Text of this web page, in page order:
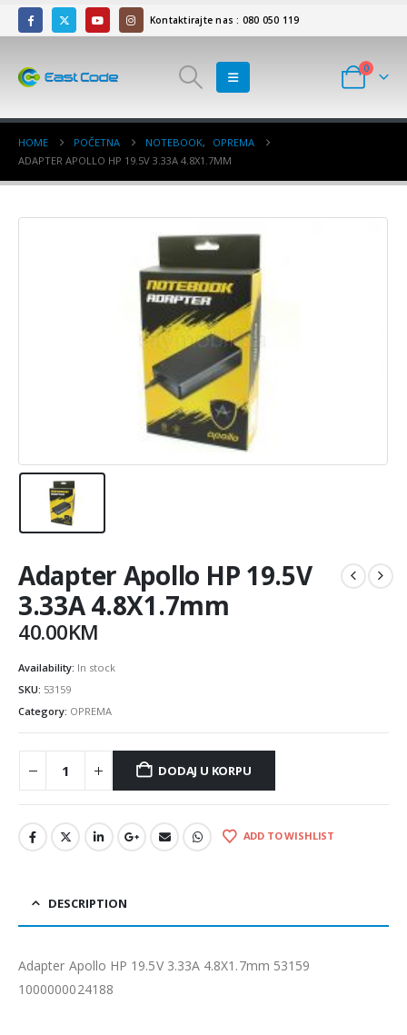
Kontaktirajte nas : 080 050 119
0
HOME POČETNA NOTEBOOK,
OPREMA
ADAPTER APOLLO HP 19.5V 3.33A 4.8X1.7MM
Adapter Apollo HP 19.5V
3.33A 4.8X1.7mm
40.00KM
Availability: In stock
SKU: 53159
Category: OPREMA
DODAJ U KORPU
ADD TO WISHLIST
DESCRIPTION
Adapter Apollo HP 19.5V 3.33A 4.8X1.7mm 53159
1000000024188